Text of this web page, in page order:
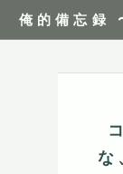
俺的備忘録
な